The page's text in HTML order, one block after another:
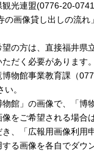
観光連盟(0776-20-
の画像貸し出しの流れ
望の方は、直接福井県
だく必要があります
物館事業教育課（
。
物館」の画像で、「博
をご希望される場合
、「広報用画像利用
る画像を各自でダウ